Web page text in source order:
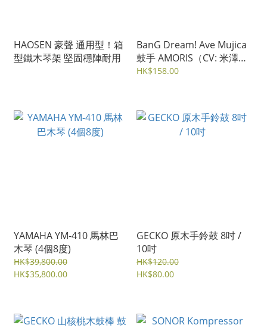
HAOSEN 豪聲 通用型！箱
型鐵木琴架 堅固穩陣耐用
BanG Dream! Ave Mujica
鼓手 AMORIS（CV: 米澤
茜) 簽名款 鼓棒
HK$158.00
YAMAHA YM-410 馬林巴
木琴 (4個8度)
HK$39,800.00
HK$35,800.00
GECKO 原木手鈴鼓 8吋 /
10吋
HK$120.00
HK$80.00